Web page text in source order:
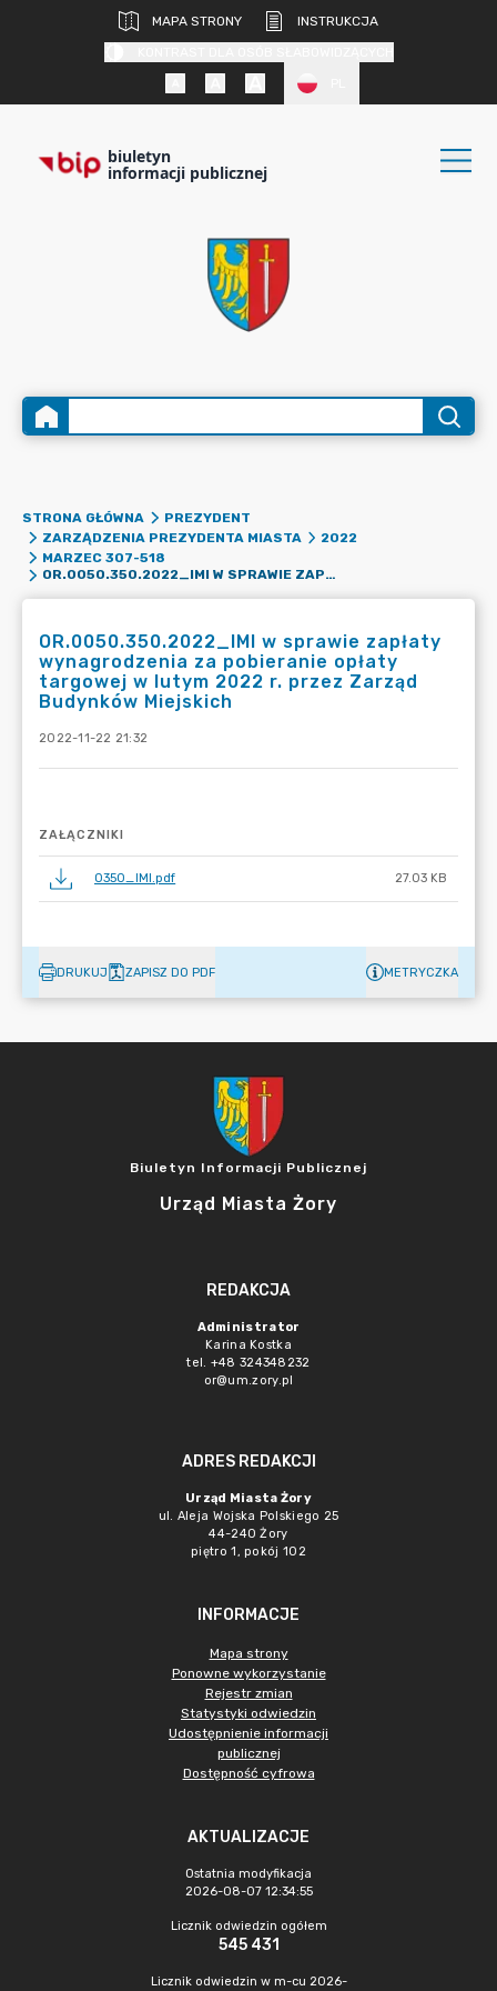
MAPA STRONY
INSTRUKCJA
biuletyn
informacji publicznej
STRONA GŁÓWNA
PREZYDENT
ZARZĄDZENIA PREZYDENTA MIASTA
2022
MARZEC 307-518
OR.0050.350.2022_IMI W SPRAWIE ZAPŁATY WYNAGRODZENIA ZA POBIERANIE OPŁATY TARGOWEJ W LUTYM 2022 R. PRZEZ ZARZĄD BUDYNKÓW MIEJSKICH
OR.0050.350.2022_IMI w sprawie zapłaty
wynagrodzenia za pobieranie opłaty
targowej w lutym 2022 r. przez Zarząd
Budynków Miejskich
2022-11-22 21:32
ZAŁĄCZNIKI
0350_IMI.pdf 27.03 KB
DRUKUJ ZAPISZ DO PDF METRYCZKA
Biuletyn Informacji Publicznej
Urząd Miasta Żory
REDAKCJA
Administrator
Karina Kostka
tel. +48 324348232
or@um.zory.pl
ADRES REDAKCJI
Urząd Miasta Żory
ul. Aleja Wojska Polskiego 25
44-240 Żory
piętro 1, pokój 102
INFORMACJE
Mapa strony
Ponowne wykorzystanie
Rejestr zmian
Statystyki odwiedzin
Udostępnienie informacji
publicznej
Dostępność cyfrowa
AKTUALIZACJE
Ostatnia modyfikacja
2026-08-07 12:34:55
Licznik odwiedzin ogółem
545 431
Licznik odwiedzin w m-cu 2026-